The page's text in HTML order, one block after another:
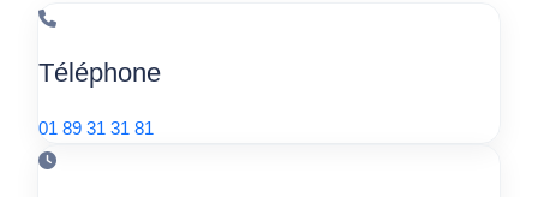
Téléphone
01 89 31 31 81